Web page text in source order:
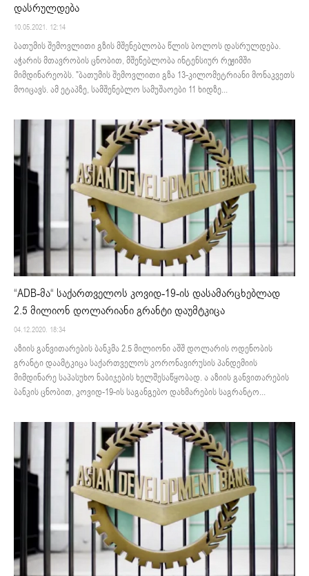
დასრულდება
10.05.2021. 12:14
ბათუმის შემოვლითი გზის მშენებლობა წლის ბოლოს დასრულდება.
აჭარის მთავრობის ცნობით, მშენებლობა ინტენსიურ რეჟიმში
მიმდინარეობს. "ბათუმის შემოვლითი გზა 13-კილომეტრიანი მონაკვეთს
მოიცავს. ამ ეტაპზე, სამშენებლო სამუშაოები 11 ხიდზე...
“ADB-მა“ საქართველოს კოვიდ-19-ის დასამარცხებლად
2.5 მილიონ დოლარიანი გრანტი დაუმტკიცა
04.12.2020. 18:34
აზიის განვითარების ბანკმა 2.5 მილიონი აშშ დოლარის ოდენობის
გრანტი დაამტკიცა საქართველოს კორონავირუსის პანდემიის
მიმდინარე საპასუხო ნაბიჯების ხელშესაწყობად. ა აზიის განვითარების
ბანკის ცნობით, კოვიდ-19-ის საგანგებო დახმარების საგრანტო...